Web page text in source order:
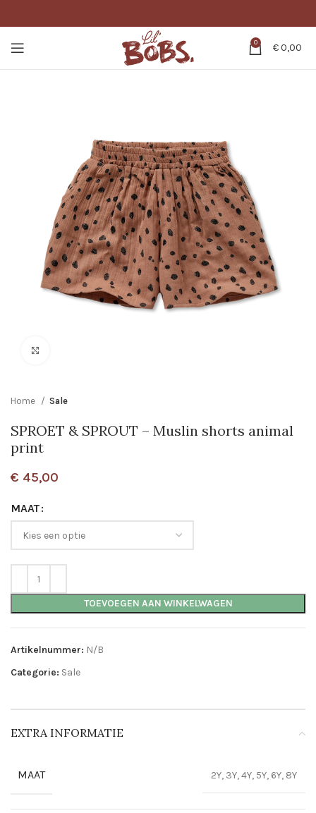
0 €0,00
Home Sale
SPROET & SPROUT – Muslin shorts animal
print
€ 45,00
MAAT
TOEVOEGEN AAN WINKELWAGEN
Artikelnummer: N/B
Categorie: Sale
EXTRA INFORMATIE
MAAT 2Y, 3Y, 4Y, 5Y, 6Y, 8Y